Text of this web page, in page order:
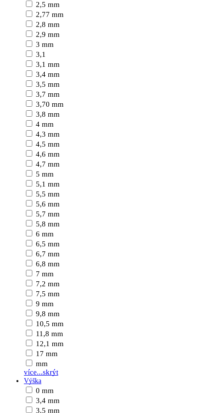
2,5 mm
2,77 mm
2,8 mm
2,9 mm
3 mm
3,1
3,1 mm
3,4 mm
3,5 mm
3,7 mm
3,70 mm
3,8 mm
4 mm
4,3 mm
4,5 mm
4,6 mm
4,7 mm
5 mm
5,1 mm
5,5 mm
5,6 mm
5,7 mm
5,8 mm
6 mm
6,5 mm
6,7 mm
6,8 mm
7 mm
7,2 mm
7,5 mm
9 mm
9,8 mm
10,5 mm
11,8 mm
12,1 mm
17 mm
mm
více...skrýt
Výška
0 mm
3,4 mm
3,5 mm